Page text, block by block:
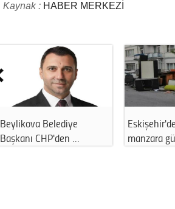
Kaynak : HABER MERKEZİ
Beylikova Belediye
Başkanı CHP'den …
manzara